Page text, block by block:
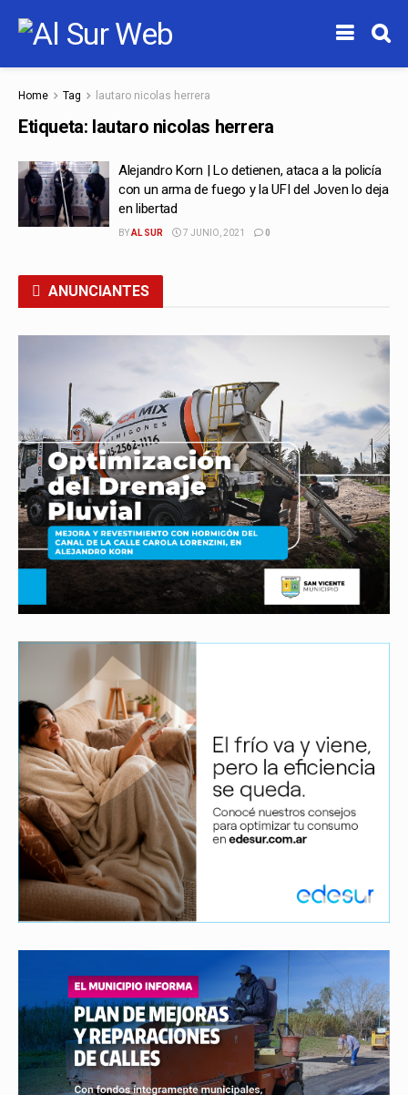
Home Tag lautaro nicolas herrera
Etiqueta: lautaro nicolas herrera
Alejandro Korn | Lo detienen, ataca a la policía
con un arma de fuego y la UFI del Joven lo deja
en libertad
BYAL SUR 7 JUNIO, 2021 0
ANUNCIANTES